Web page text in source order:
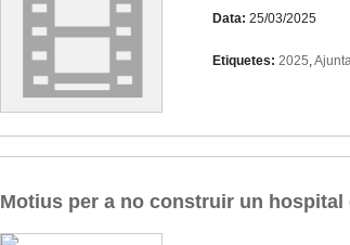
Data: 25/03/2025
Etiquetes: 2025,
Motius per a no construir un